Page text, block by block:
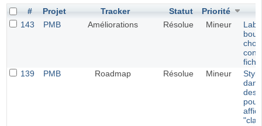
# Projet Tracker Statut
Priorité
143
PMB Améliorations Résolue Mineur
139
PMB Roadmap Résolue Mineur
des
pour